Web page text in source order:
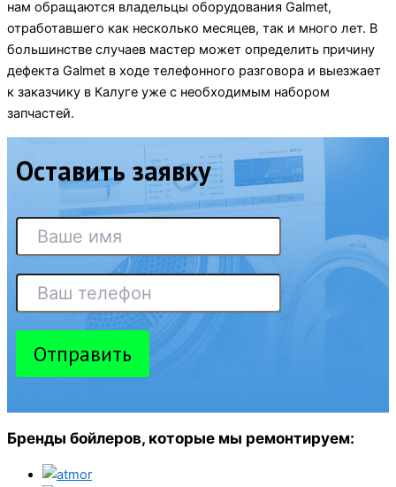
нам обращаются владельцы оборудования Galmet,
отработавшего как несколько месяцев, так и много лет. В
большинстве случаев мастер может определить причину
дефекта Galmet в ходе телефонного разговора и выезжает
к заказчику в Калуге уже с необходимым набором
запчастей.
Оставить заявку
Отправить
Бренды бойлеров, которые мы ремонтируем: